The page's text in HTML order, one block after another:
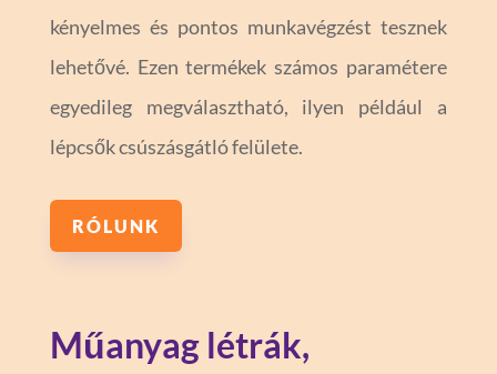
kényelmes és pontos munkavégzést tesznek
lehetővé. Ezen termékek számos paramétere
egyedileg megválasztható, ilyen például a
lépcsők csúszásgátló felülete.
RÓLUNK
Műanyag létrák,